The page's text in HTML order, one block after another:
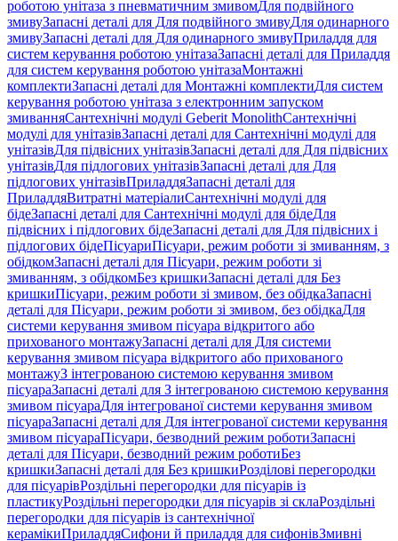
роботою унітаза з пневматичним змивомДля подвійного
змивуЗапасні деталі для Для подвійного змивуДля одинарного
змивуЗапасні деталі для Для одинарного змивуПриладдя для
систем керування роботою унітазаЗапасні деталі для Приладдя
для систем керування роботою унітазаМонтажні
комплектиЗапасні деталі для Монтажні комплектиДля систем
керування роботою унітаза з електронним запуском
змиванняСантехнічні модулі Geberit MonolithСантехнічні
модулі для унітазівЗапасні деталі для Сантехнічні модулі для
унітазівДля підвісних унітазівЗапасні деталі для Для підвісних
унітазівДля підлогових унітазівЗапасні деталі для Для
підлогових унітазівПриладдяЗапасні деталі для
ПриладдяВитратні матеріалиСантехнічні модулі для
бідеЗапасні деталі для Сантехнічні модулі для бідеДля
підвісних і підлогових бідеЗапасні деталі для Для підвісних і
підлогових бідеПісуариПісуари, режим роботи зі змиванням, з
обідкомЗапасні деталі для Пісуари, режим роботи зі
змиванням, з обідкомБез кришкиЗапасні деталі для Без
кришкиПісуари, режим роботи зі змивом, без обідкаЗапасні
деталі для Пісуари, режим роботи зі змивом, без обідкаДля
системи керування змивом пісуара відкритого або
прихованого монтажуЗапасні деталі для Для системи
керування змивом пісуара відкритого або прихованого
монтажуЗ інтегрованою системою керування змивом
пісуараЗапасні деталі для З інтегрованою системою керування
змивом пісуараДля інтегрованої системи керування змивом
пісуараЗапасні деталі для Для інтегрованої системи керування
змивом пісуараПісуари, безводний режим роботиЗапасні
деталі для Пісуари, безводний режим роботиБез
кришкиЗапасні деталі для Без кришкиРозділові перегородки
для пісуарівРоздільні перегородки для пісуарів із
пластикуРоздільні перегородки для пісуарів зі склаРоздільні
перегородки для пісуарів із сантехнічної
керамікиПриладдяСифони й приладдя для сифонівЗмивні